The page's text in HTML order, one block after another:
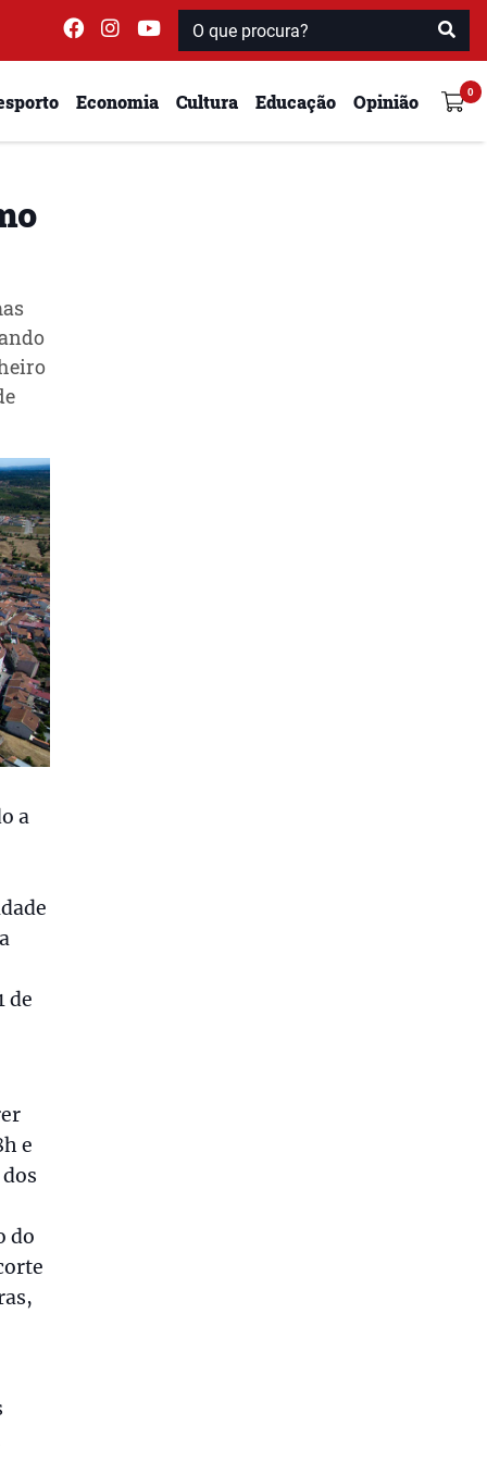
Economia Cultura Educação Opinião
a
de
e
do